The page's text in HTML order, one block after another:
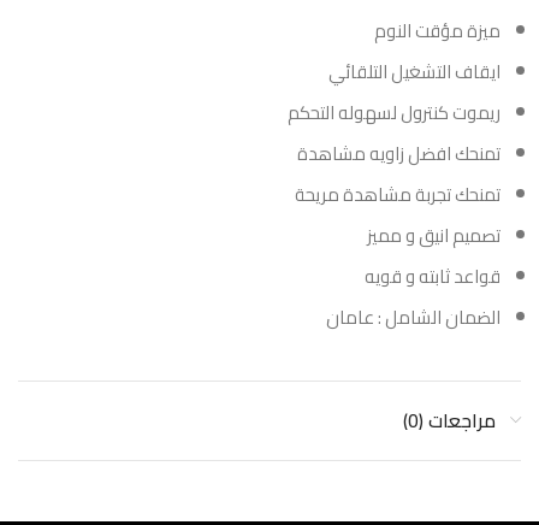
ميزة مؤقت النوم
ايقاف التشغيل التلقائي
ريموت كنترول لسهوله التحكم
تمنحك افضل زاويه مشاهدة
تمنحك تجربة مشاهدة مريحة
تصميم انيق و مميز
قواعد ثابته و قويه
الضمان الشامل : عامان
مراجعات (0)